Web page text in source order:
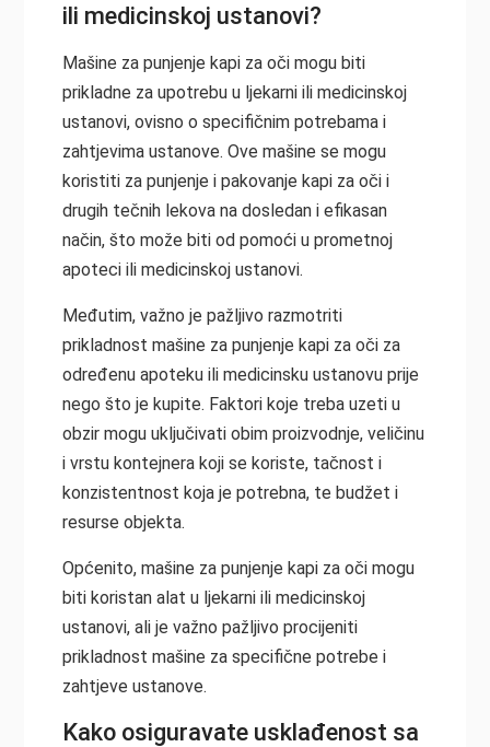
ili medicinskoj ustanovi?
Mašine za punjenje kapi za oči mogu biti
prikladne za upotrebu u ljekarni ili medicinskoj
ustanovi, ovisno o specifičnim potrebama i
zahtjevima ustanove. Ove mašine se mogu
koristiti za punjenje i pakovanje kapi za oči i
drugih tečnih lekova na dosledan i efikasan
način, što može biti od pomoći u prometnoj
apoteci ili medicinskoj ustanovi.
Međutim, važno je pažljivo razmotriti
prikladnost mašine za punjenje kapi za oči za
određenu apoteku ili medicinsku ustanovu prije
nego što je kupite. Faktori koje treba uzeti u
obzir mogu uključivati obim proizvodnje, veličinu
i vrstu kontejnera koji se koriste, tačnost i
konzistentnost koja je potrebna, te budžet i
resurse objekta.
Općenito, mašine za punjenje kapi za oči mogu
biti koristan alat u ljekarni ili medicinskoj
ustanovi, ali je važno pažljivo procijeniti
prikladnost mašine za specifične potrebe i
zahtjeve ustanove.
Kako osiguravate usklađenost sa